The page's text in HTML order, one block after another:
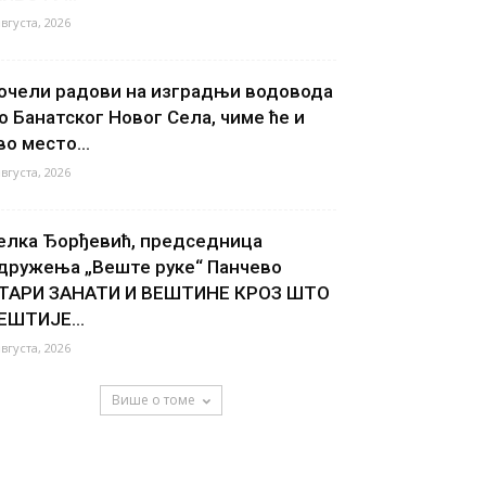
2026
радови на изградњи водовода
Банатског Новог Села, чиме ће и
место...
2026
Ђорђевић, председница
„Веште руке“ Панчево
ЗАНАТИ И ВЕШТИНЕ КРОЗ ШТО
2026
Више о томе